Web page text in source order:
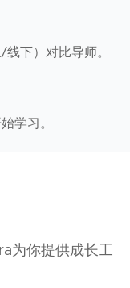
下）对比导师。
学习。
为你提供成长工